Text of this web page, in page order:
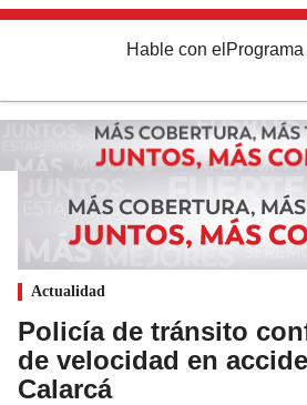
Hable con el Programa
Actualidad
Policía de tránsito
de velocidad en
Calarcá